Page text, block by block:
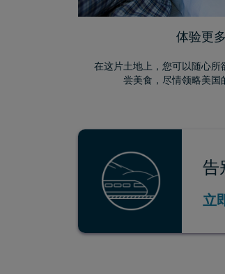
体验更多
在这片土地上，您可以随心所
尝美食，尽情领略美国
告
立